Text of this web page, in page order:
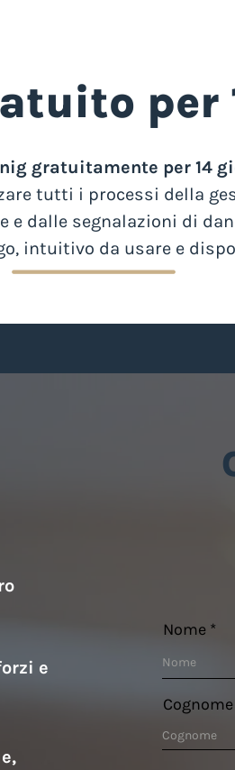
e
Nome
Cognome
gratuitamente per 14
tutti i processi della
e dalle segnalazioni di
intuitivo da usare e
per